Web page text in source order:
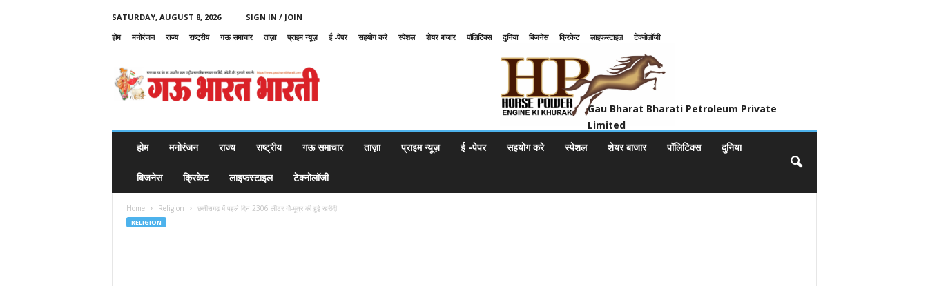
SATURDAY, AUGUST 8, 2026
SIGN IN / JOIN
होम
मनोरंजन राज्य राष्ट्रीय गऊ समाचार ताज़ा प्राइम न्यूज़ ई -पेपर सहयोग करे स्पेशल शेयर बाजार पॉलिटिक्स दुनिया बिजनेस क्रिकेट लाइफस्टाइल
टेक्नोलॉजी
u
Gau Bharat Bharati Petroleum Private
Limited
होम
मनोरंजन राज्य राष्ट्रीय गऊ समाचार ताज़ा प्राइम न्यूज़ ई -पेपर सहयोग करे स्पेशल शेयर बाजार पॉलिटिक्स दुनिया
बिजनेस क्रिकेट लाइफस्टाइल टेक्नोलॉजी
Home Religion छत्तीसगढ़ में पहले दिन 2306 लीटर गौ-मूत्र की हुई खरीदी
RELIGION